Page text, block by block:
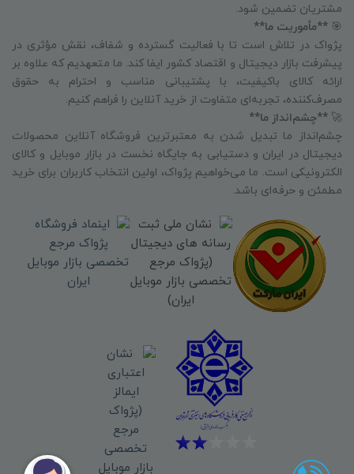
مشتریان تضمین شود.
🎯 **مأموریت ما**
پژواک در تلاش است تا با فعالیت گسترده و شفاف، نقش مؤثری در
پیشرفت بازار دیجیتال و اقتصاد کشور ایفا کند. ما متعهدیم که علاوه بر
ارائه کالای باکیفیت، با پشتیبانی مناسب و احترام به حقوق
مصرف‌کننده، تجربه‌ای متفاوت از خرید آنلاین را فراهم کنیم.
🚀 **چشم‌انداز ما**
چشم‌انداز ما تبدیل شدن به معتبرترین فروشگاه آنلاین محصولات
دیجیتال در ایران و دستیابی به جایگاه نخست در بازار موبایل و کالای
الکترونیکی است. ما می‌خواهیم پژواک، اولین انتخاب کاربران برای خرید
مطمئن و حرفه‌ای باشد.